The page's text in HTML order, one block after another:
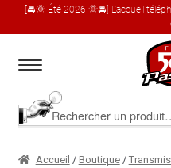
[🚘🌞 Été 2026 🌞🚘] L'accueil
à
navigation
au
contenu
Rechercher
produit
Accueil
Le catalogue produit
Accueil / Boutique/